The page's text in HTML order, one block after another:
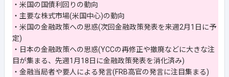
・米国の国債利回りの動向
・主要な株式市場(米国中心)の動向
・米国の金融政策への思惑(次回金融政策発表を来週2月1日に予
定)
・日本の金融政策への思惑(YCCの再修正や撤廃などに大きな注
目が集まる、先週1月18日に金融政策発表を消化済み)
・金融当局者や要人による発言(FRB高官の発言に注目集まる)